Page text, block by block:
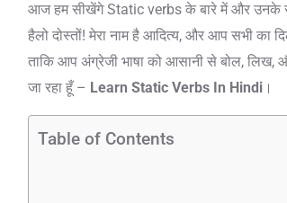
आज हम सीखेंगे Static verbs के बारे में और उनके
हैलो दोस्तों! मेरा नाम है आदित्य, और आप सभी का
ताकि आप अंग्रेजी भाषा को आसानी से बोल,
जा रहा हूँ – Learn Static Verbs In Hindi।
Table of Contents